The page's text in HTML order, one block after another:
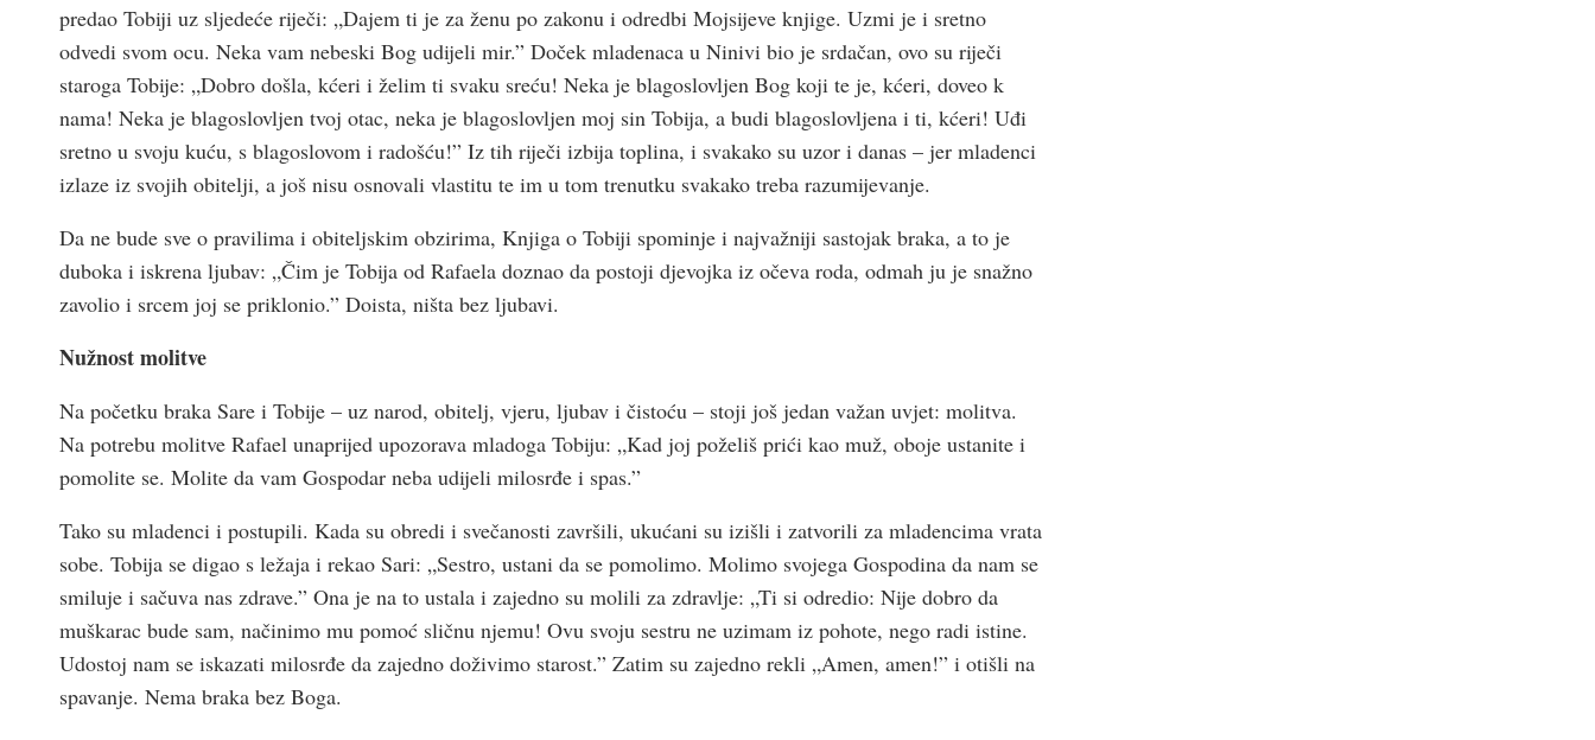
predao Tobiji uz sljedeće riječi: „Dajem ti je za ženu po zakonu i odredbi Mojsijeve knjige. Uzmi je i sretno
odvedi svom ocu. Neka vam nebeski Bog udijeli mir.” Doček mladenaca u Ninivi bio je srdačan, ovo su riječi
staroga Tobije: „Dobro došla, kćeri i želim ti svaku sreću! Neka je blagoslovljen Bog koji te je, kćeri, doveo k
nama! Neka je blagoslovljen tvoj otac, neka je blagoslovljen moj sin Tobija, a budi blagoslovljena i ti, kćeri! Uđi
sretno u svoju kuću, s blagoslovom i radošću!” Iz tih riječi izbija toplina, i svakako su uzor i danas – jer mladenci
izlaze iz svojih obitelji, a još nisu osnovali vlastitu te im u tom trenutku svakako treba razumijevanje.
Da ne bude sve o pravilima i obiteljskim obzirima, Knjiga o Tobiji spominje i najvažniji sastojak braka, a to je
duboka i iskrena ljubav: „Čim je Tobija od Rafaela doznao da postoji djevojka iz očeva roda, odmah ju je snažno
zavolio i srcem joj se priklonio.” Doista, ništa bez ljubavi.
Nužnost molitve
Na početku braka Sare i Tobije – uz narod, obitelj, vjeru, ljubav i čistoću – stoji još jedan važan uvjet: molitva.
Na potrebu molitve Rafael unaprijed upozorava mladoga Tobiju: „Kad joj poželiš prići kao muž, oboje ustanite i
pomolite se. Molite da vam Gospodar neba udijeli milosrđe i spas.”
Tako su mladenci i postupili. Kada su obredi i svečanosti završili, ukućani su izišli i zatvorili za mladencima vrata
sobe. Tobija se digao s ležaja i rekao Sari: „Sestro, ustani da se pomolimo. Molimo svojega Gospodina da nam se
smiluje i sačuva nas zdrave.” Ona je na to ustala i zajedno su molili za zdravlje: „Ti si odredio: Nije dobro da
muškarac bude sam, načinimo mu pomoć sličnu njemu! Ovu svoju sestru ne uzimam iz pohote, nego radi istine.
Udostoj nam se iskazati milosrđe da zajedno doživimo starost.” Zatim su zajedno rekli „Amen, amen!” i otišli na
spavanje. Nema braka bez Boga.